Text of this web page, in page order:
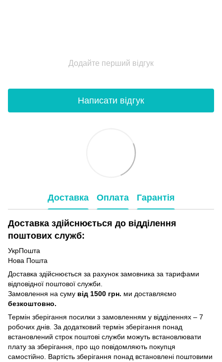
Додайте перший відгук
Написати відгук
Доставка Оплата Гарантія
Доставка здійснюється до відділення
поштових служб:
УкрПошта
Нова Пошта
Доставка здійснюється за рахунок замовника за тарифами
відповідної поштової служби.
Замовлення на суму від 1500 грн. ми доставляємо
безкоштовно.
Термін зберігання посилки з замовленням у відділеннях – 7
робочих днів. За додатковий термін зберігання понад
встановлений строк поштові служби можуть встановлювати
плату за зберігання, про що повідомляють покупця
самостійно. Вартість зберігання понад вcтановлені поштовими